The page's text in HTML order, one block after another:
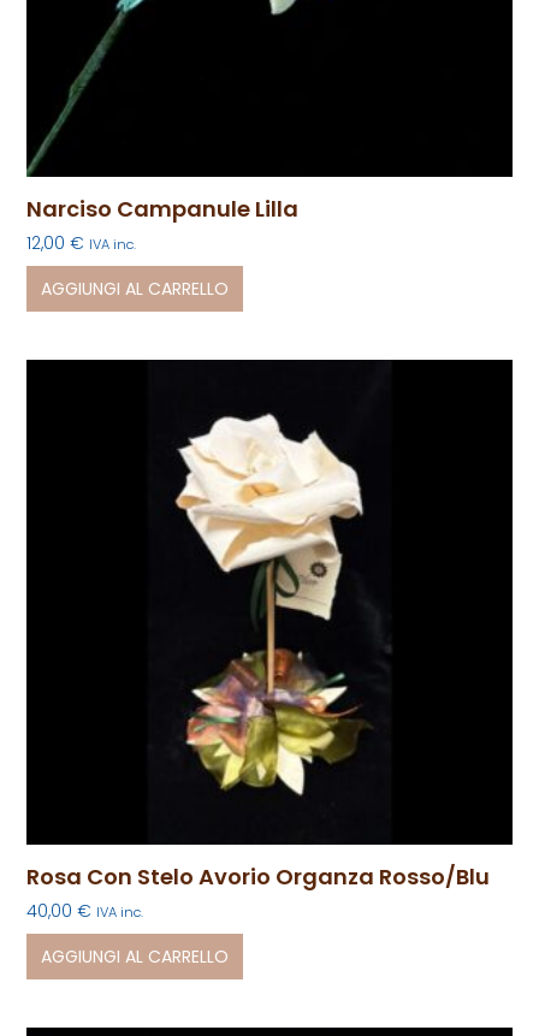
Narciso Campanule Lilla
12,00€ IVA inc.
AGGIUNGI AL CARRELLO
Rosa Con Stelo Avorio Organza Rosso/blu
40,00€ IVA inc.
AGGIUNGI AL CARRELLO